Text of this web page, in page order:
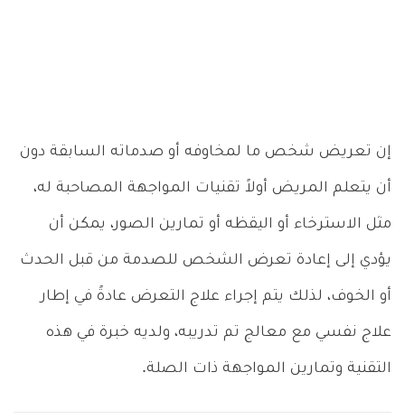
إن تعريض شخص ما لمخاوفه أو صدماته السابقة دون
أن يتعلم المريض أولاً تقنيات المواجهة المصاحبة له،
مثل الاسترخاء أو اليقظه أو تمارين الصور، يمكن أن
يؤدي إلى إعادة تعرض الشخص للصدمة من قبل الحدث
أو الخوف، لذلك يتم إجراء علاج التعرض عادةً في إطار
علاج نفسي مع معالج تم تدريبه، ولديه خبرة في هذه
التقنية وتمارين المواجهة ذات الصلة.